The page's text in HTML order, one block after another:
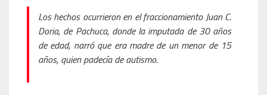
Los hechos ocurrieron en el fraccionamiento Juan C.
Doria, de Pachuca, donde la imputada de 30 años
de edad, narró que era madre de un menor de 15
años, quien padecía de autismo.